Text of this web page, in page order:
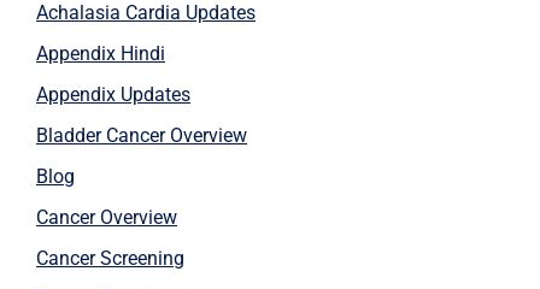
Achalasia Cardia Updates
Appendix Hindi
Appendix Updates
Bladder Cancer Overview
Blog
Cancer Overview
Cancer Screening